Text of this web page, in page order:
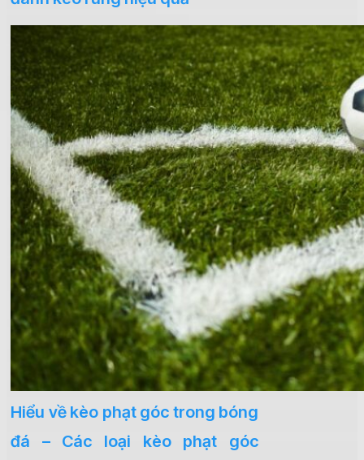
Hiểu về kèo phạt góc trong bóng
đá – Các loại kèo phạt góc